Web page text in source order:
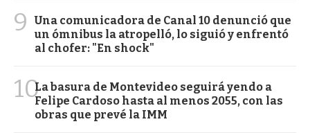
9
Una comunicadora de Canal 10 denunció que
un ómnibus la atropelló, lo siguió y enfrentó
al chofer: "En shock"
10La basura de Montevideo seguirá yendo a
Felipe Cardoso hasta al menos 2055, con las
obras que prevé la IMM